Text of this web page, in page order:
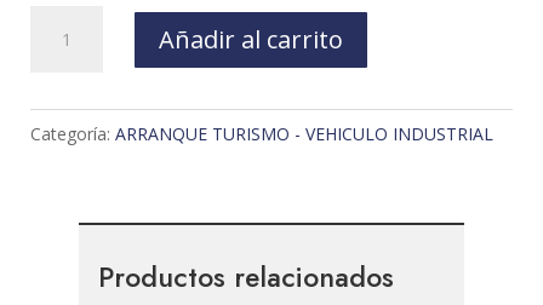
ARRANQUE
60Ah
START
Añadir al carrito
Categoría: ARRANQUE TURISMO - VEHICULO INDUSTRIAL
Productos relacionados